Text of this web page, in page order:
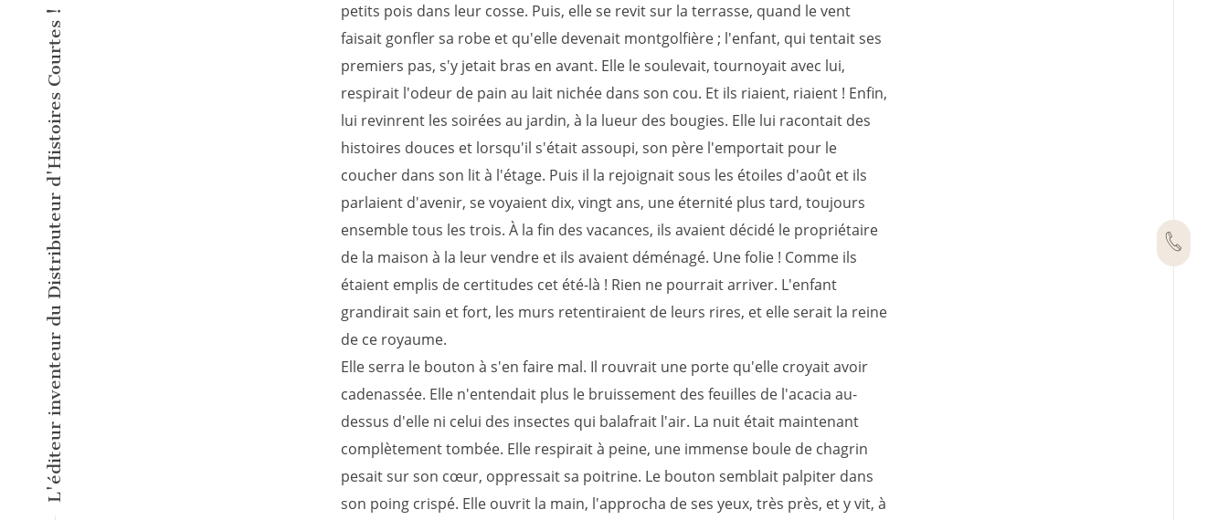
L'éditeur inventeur du Distributeur d'Histoires Courtes !
petits pois dans leur cosse. Puis, elle se revit sur la terrasse, quand le vent
faisait gonfler sa robe et qu'elle devenait montgolfière ; l'enfant, qui tentait ses
premiers pas, s'y jetait bras en avant. Elle le soulevait, tournoyait avec lui,
respirait l'odeur de pain au lait nichée dans son cou. Et ils riaient, riaient ! Enfin,
lui revinrent les soirées au jardin, à la lueur des bougies. Elle lui racontait des
histoires douces et lorsqu'il s'était assoupi, son père l'emportait pour le
coucher dans son lit à l'étage. Puis il la rejoignait sous les étoiles d'août et ils
parlaient d'avenir, se voyaient dix, vingt ans, une éternité plus tard, toujours
ensemble tous les trois. À la fin des vacances, ils avaient décidé le propriétaire
de la maison à la leur vendre et ils avaient déménagé. Une folie ! Comme ils
étaient emplis de certitudes cet été-là ! Rien ne pourrait arriver. L'enfant
grandirait sain et fort, les murs retentiraient de leurs rires, et elle serait la reine
de ce royaume.
Elle serra le bouton à s'en faire mal. Il rouvrait une porte qu'elle croyait avoir
cadenassée. Elle n'entendait plus le bruissement des feuilles de l'acacia au-
dessus d'elle ni celui des insectes qui balafrait l'air. La nuit était maintenant
complètement tombée. Elle respirait à peine, une immense boule de chagrin
pesait sur son cœur, oppressait sa poitrine. Le bouton semblait palpiter dans
son poing crispé. Elle ouvrit la main, l'approcha de ses yeux, très près, et y vit, à